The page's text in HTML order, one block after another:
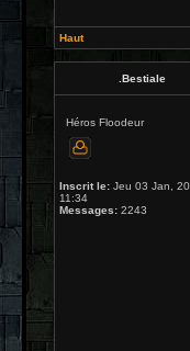
Haut
.Bestiale
Héros Floodeur
Inscrit le: Jeu 03 Jan,
11:34
Messages: 2243